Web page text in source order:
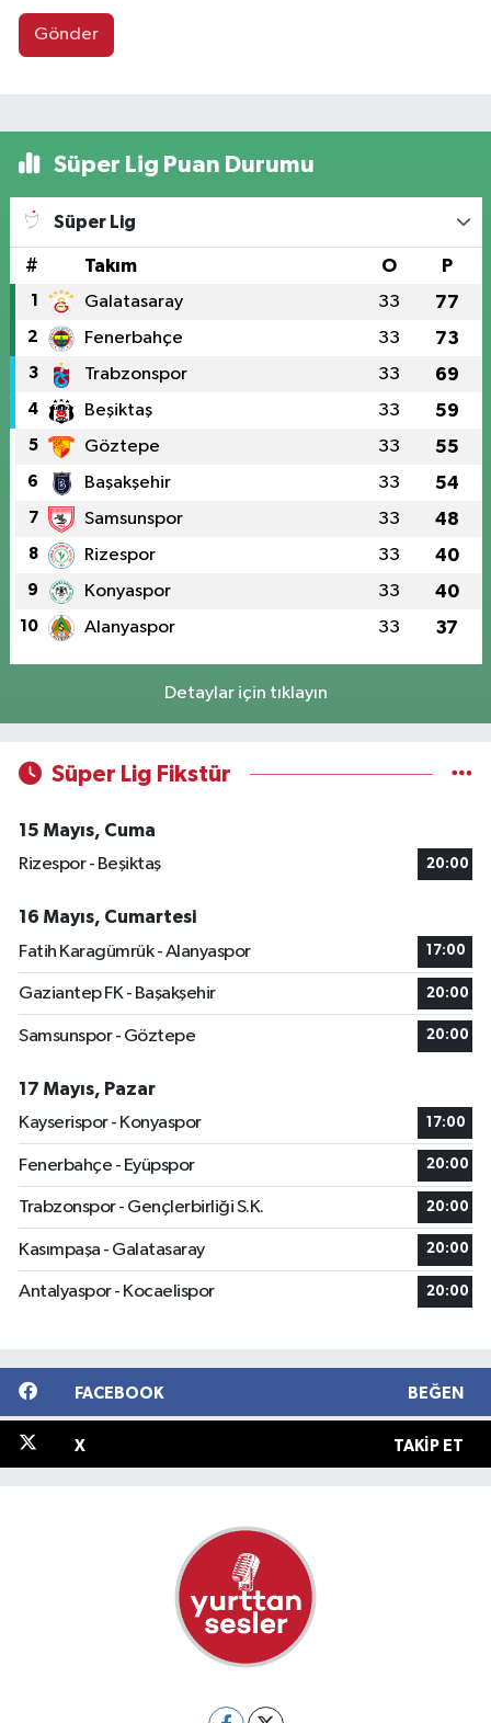
Gönder
Süper Lig Puan Durumu
Süper Lig
# Takım O P
1 Galatasaray 33 77
2 Fenerbahçe 33 73
3 Trabzonspor 33 69
4 Beşiktaş 33 59
5 Göztepe 33 55
6 Başakşehir 33 54
7 Samsunspor 33 48
8 Rizespor 33 40
9 Konyaspor 33 40
10 Alanyaspor 33 37
Detaylar için tıklayın
Süper Lig Fikstür
15 Mayıs, Cuma
Rizespor - Beşiktaş
20:00
16 Mayıs, Cumartesi
Fatih Karagümrük - Alanyaspor
17:00
Gaziantep FK - Başakşehir 20:00
Samsunspor - Göztepe 20:00
17 Mayıs, Pazar
Kayserispor - Konyaspor
17:00
Fenerbahçe - Eyüpspor 20:00
Trabzonspor - Gençlerbirliği S.K. 20:00
Kasımpaşa - Galatasaray 20:00
Antalyaspor - Kocaelispor 20:00
FACEBOOK BEĞEN
X TAKIP ET